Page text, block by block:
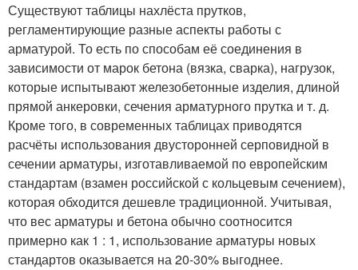
Существуют таблицы нахлёста прутков,
регламентирующие разные аспекты работы с
арматурой. То есть по способам её соединения в
зависимости от марок бетона (вязка, сварка), нагрузок,
которые испытывают железобетонные изделия, длиной
прямой анкеровки, сечения арматурного прутка и т. д.
Кроме того, в современных таблицах приводятся
расчёты использования двусторонней серповидной в
сечении арматуры, изготавливаемой по европейским
стандартам (взамен российской с кольцевым сечением),
которая обходится дешевле традиционной. Учитывая,
что вес арматуры и бетона обычно соотносится
примерно как 1 : 1, использование арматуры новых
стандартов оказывается на 20-30% выгоднее.